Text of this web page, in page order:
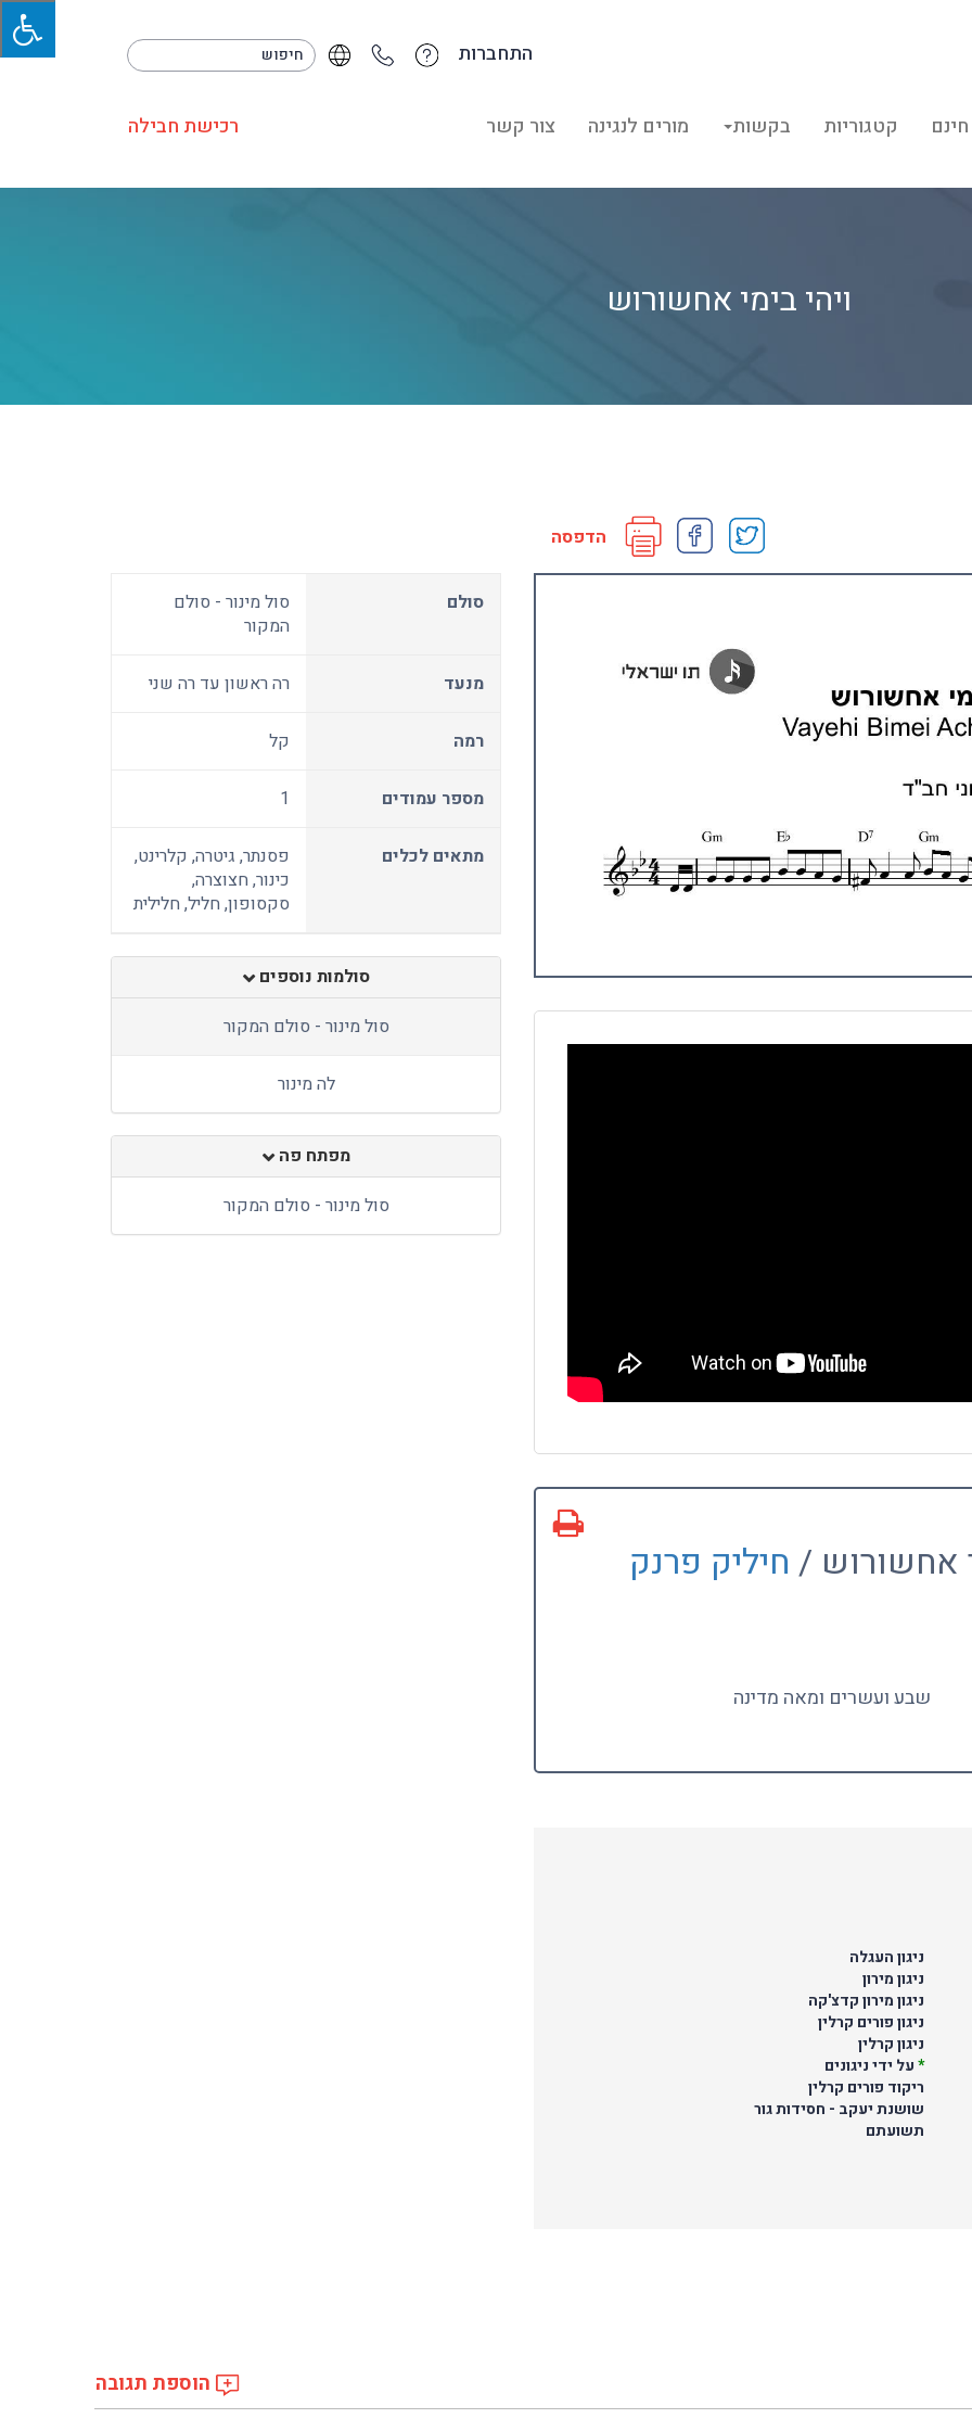
התחברות
חינם קטגוריות בקשות מורים לנגינה צור קשר רכישת חבילה
ויהי בימי אחשורוש
הדפסה
סולם
סול מינור - סולם
המקור
מנעד רה ראשון עד רה שני
רמה קל
מספר עמודים 1
מתאים לכלים
פסנתר, גיטרה, קלרינט,
כינור, חצוצרה,
סקסופון, חליל, חלילית
סולמות נוספים
סול מינור - סולם המקור
לה מינור
מפתח פה
סול מינור - סולם המקור
אחשורוש / חיליק פרנק
שבע ועשרים ומאה מדינה
ניגון העגלה
ניגון מירון
ניגון מירון קדצ'קה
ניגון פורים קרלין
ניגון קרלין
*על ידי ניגונים
ריקוד פורים קרלין
שושנת יעקב - חסידות גור
תשועתם
הוספת תגובה